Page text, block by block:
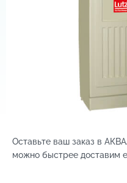
Оставьте ваш заказ в
можно быстрее доставим